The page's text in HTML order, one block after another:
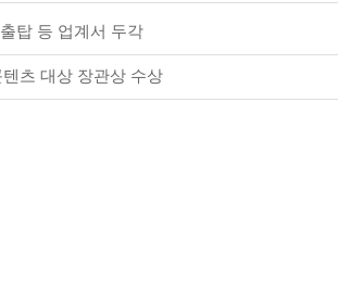
탑 등 업계서 두각
츠 대상 장관상 수상